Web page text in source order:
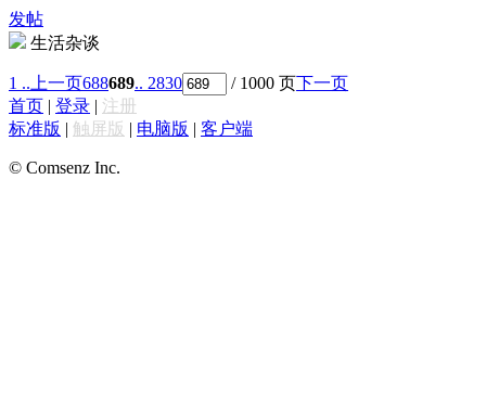
发帖
生活杂谈
1 .. 上一页688689.. 2830 / 1000 页下一页
首页 | 登录 | 注册
标准版 | 触屏版 | 电脑版 | 客户端
© Comsenz Inc.